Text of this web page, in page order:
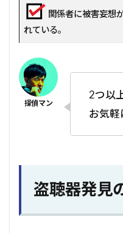
関係者に被害妄想
れている。
2つ以
お気軽
盗聴器発見